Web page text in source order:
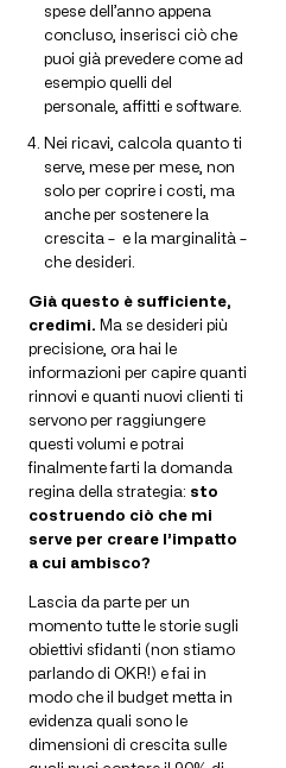
spese dell’anno appena
concluso, inserisci ciò che
puoi già prevedere come ad
esempio quelli del
personale, affitti e software.
Nei ricavi, calcola quanto ti
serve, mese per mese, non
solo per coprire i costi, ma
anche per sostenere la
crescita – e la marginalità –
che desideri.
Già questo è sufficiente,
credimi. Ma se desideri più
precisione, ora hai le
informazioni per capire quanti
rinnovi e quanti nuovi clienti ti
servono per raggiungere
questi volumi e potrai
finalmente farti la domanda
regina della strategia: sto
costruendo ciò che mi
serve per creare l’impatto
a cui ambisco?
Lascia da parte per un
momento tutte le storie sugli
obiettivi sfidanti (non stiamo
parlando di OKR!) e fai in
modo che il budget metta in
evidenza quali sono le
dimensioni di crescita sulle